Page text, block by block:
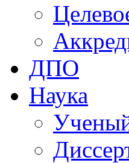
ДПО
Наука